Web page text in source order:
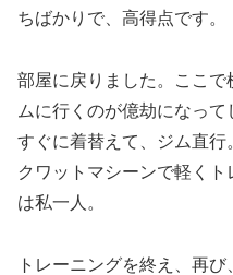
ちばかりで、高得点です。
部屋に戻りました。ここ
ムに行くのが億劫になって
すぐに着替えて、ジム直
クワットマシーンで軽く
は私一人。
トレーニングを終え、再